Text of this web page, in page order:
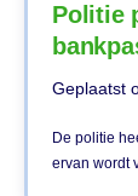
Politie
Geplaatst
De politie
ervan wordt